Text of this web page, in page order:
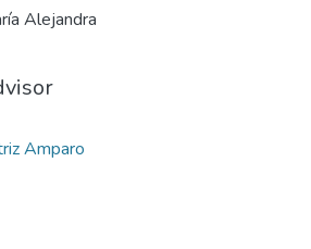
Alejandra
Amparo